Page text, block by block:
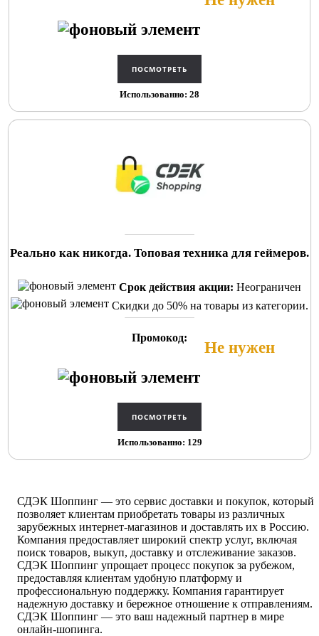
Использованно: 28
Реально как никогда. Топовая техника для геймеров.
Срок действия акции: Неограничен
Скидки до 50% на товары из категории.
Промокод:
Не нужен
Использованно: 129
СДЭК Шоппинг — это сервис доставки и покупок, который
позволяет клиентам приобретать товары из различных
зарубежных интернет-магазинов и доставлять их в Россию.
Компания предоставляет широкий спектр услуг, включая
поиск товаров, выкуп, доставку и отслеживание заказов.
СДЭК Шоппинг упрощает процесс покупок за рубежом,
предоставляя клиентам удобную платформу и
профессиональную поддержку. Компания гарантирует
надежную доставку и бережное отношение к отправлениям.
СДЭК Шоппинг — это ваш надежный партнер в мире
онлайн-шопинга.